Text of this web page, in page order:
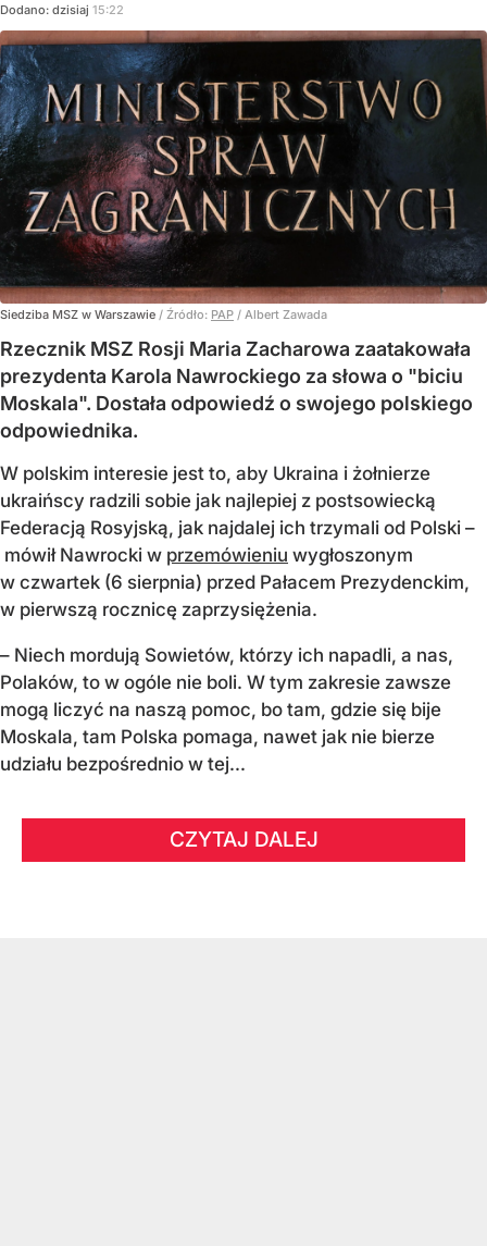
Dodano: dzisiaj 15:22
Siedziba MSZ w Warszawie / Źródło: PAP / Albert Zawada
Rzecznik MSZ Rosji Maria Zacharowa zaatakowała
prezydenta Karola Nawrockiego za słowa o "biciu
Moskala". Dostała odpowiedź o swojego polskiego
odpowiednika.
W polskim interesie jest to, aby Ukraina i żołnierze
ukraińscy radzili sobie jak najlepiej z postsowiecką
Federacją Rosyjską, jak najdalej ich trzymali od Polski –
mówił Nawrocki w przemówieniu wygłoszonym
w czwartek (6 sierpnia) przed Pałacem Prezydenckim,
w pierwszą rocznicę zaprzysiężenia.
– Niech mordują Sowietów, którzy ich napadli, a nas,
Polaków, to w ogóle nie boli. W tym zakresie zawsze
mogą liczyć na naszą pomoc, bo tam, gdzie się bije
Moskala, tam Polska pomaga, nawet jak nie bierze
udziału bezpośrednio w tej...
CZYTAJ DALEJ